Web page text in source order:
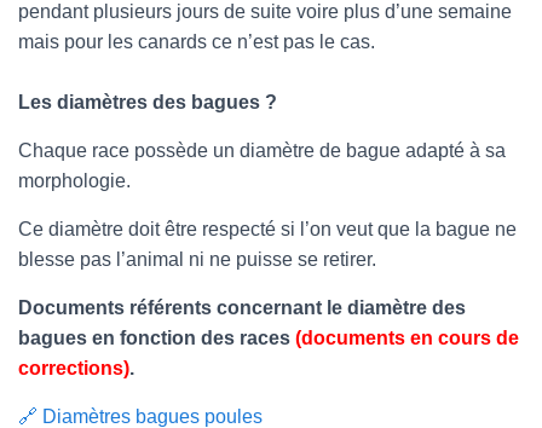
pendant plusieurs jours de suite voire plus d’une semaine
mais pour les canards ce n’est pas le cas.
Les diamètres des bagues ?
Chaque race possède un diamètre de bague adapté à sa
morphologie.
Ce diamètre doit être respecté si l’on veut que la bague ne
blesse pas l’animal ni ne puisse se retirer.
Documents référents concernant le diamètre des
bagues en fonction des races (documents en cours de
corrections).
🔗 Diamètres bagues poules